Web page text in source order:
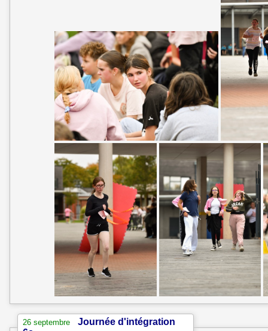
26 septembre
Journée d'intégration